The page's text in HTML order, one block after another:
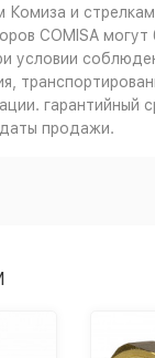
Комиза и
COMISA
условии
гарантийный
даты продажи.